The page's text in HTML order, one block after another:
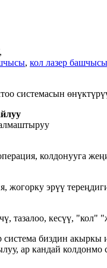
, кол лазер
системасын
колдонууга
жогорку эрүү
тазалоо, кесүү,
биздин
ар кандай